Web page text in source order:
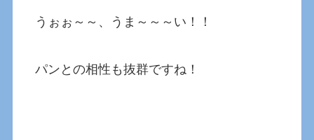
うぉぉ～～、うま～～～い！！
パンとの相性も抜群ですね！